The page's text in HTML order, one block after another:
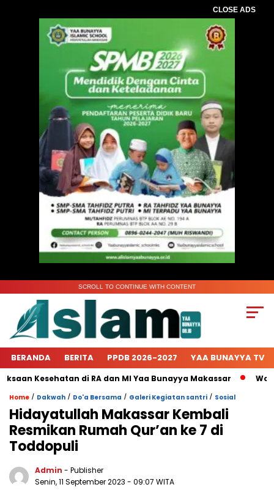
CLOSE ADS
SCROLL TO CONTINUE WITH CONTENT
BERANDA BERITA PPDB 2026-2027 YAA BUNAYYA TV
Kesehatan di RA dan MI Yaa Bunayya Makassar
Home / Dakwah / Do'a Bersama / Galeri Kegiatan santri / Sosial
Hidayatullah Makassar Kembali
Resmikan Rumah Qur’an ke 7 di
Toddopuli
Admin - Publisher
Senin, 11 September 2023 - 09:07 WITA